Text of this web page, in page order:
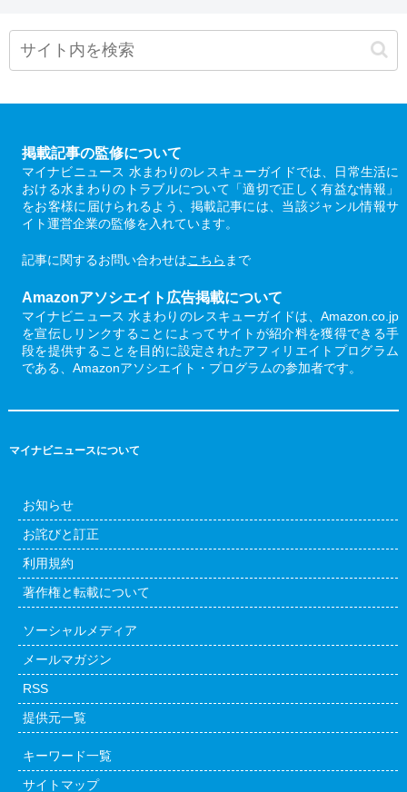
掲載記事の監修について
マイナビニュース 水まわりのレスキューガイドでは、日常生活に
おける水まわりのトラブルについて「適切で正しく有益な情報」
をお客様に届けられるよう、掲載記事には、当該ジャンル情報サ
イト運営企業の監修を入れています。
記事に関するお問い合わせはこちら まで
Amazonアソシエイト広告掲載について
マイナビニュース 水まわりのレスキューガイドは、Amazon.co.jp
を宣伝しリンクすることによってサイトが紹介料を獲得できる手
段を提供することを目的に設定されたアフィリエイトプログラム
である、Amazonアソシエイト・プログラムの参加者です。
マイナビニュースについて
お知らせ
お詫びと訂正
利用規約
著作権と転載について
ソーシャルメディア
メールマガジン
RSS
提供元一覧
キーワード一覧
サイトマップ